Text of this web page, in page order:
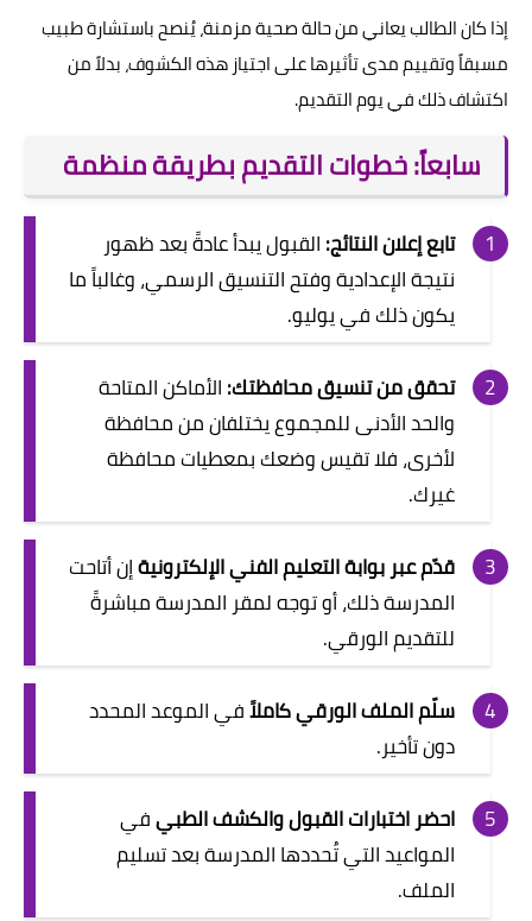
إذا كان الطالب يعاني من حالة صحية مزمنة، يُنصح باستشارة طبيب
مسبقاً وتقييم مدى تأثيرها على اجتياز هذه الكشوف، بدلاً من
اكتشاف ذلك في يوم التقديم.
سابعاً: خطوات التقديم بطريقة منظمة
تابع إعلان النتائج:القبول يبدأ عادةً بعد ظهور
نتيجة الإعدادية وفتح التنسيق الرسمي، وغالباً ما
يكون ذلك في يوليو.
تحقق من تنسيق محافظتك:الأماكن المتاحة
والحد الأدنى للمجموع يختلفان من محافظة
لأخرى، فلا تقيس وضعك بمعطيات محافظة
غيرك.
قدّم عبر بوابة التعليم الفني الإلكترونيةإن أتاحت
المدرسة ذلك، أو توجه لمقر المدرسة مباشرةً
للتقديم الورقي.
سلّم الملف الورقي كاملاًفي الموعد المحدد
دون تأخير.
احضر اختبارات القبول والكشف الطبيفي
المواعيد التي تُحددها المدرسة بعد تسليم
الملف.